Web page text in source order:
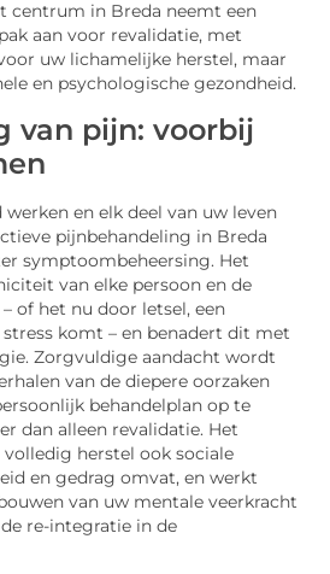
centrum in Breda neemt een
aan voor revalidatie, met
uw lichamelijke herstel, maar
en psychologische gezondheid.
van pijn: voorbij
en elk deel van uw leven
pijnbehandeling in Breda
symptoombeheersing. Het
van elke persoon en de
of het nu door letsel, een
komt – en benadert dit met
Zorgvuldige aandacht wordt
van de diepere oorzaken
behandelplan op te
dan alleen revalidatie. Het
herstel ook sociale
en gedrag omvat, en werkt
van uw mentale veerkracht
re-integratie in de